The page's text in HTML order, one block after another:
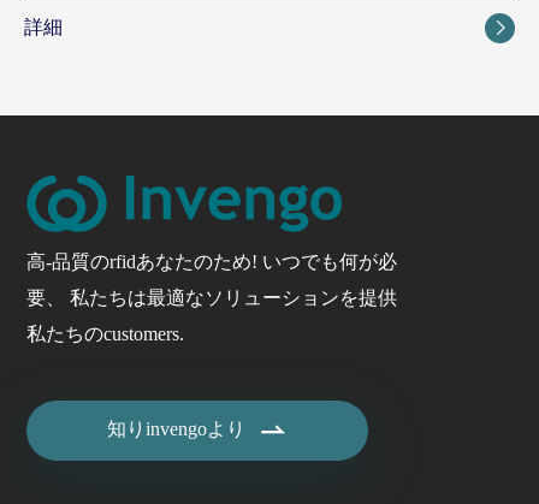
詳細 
高-品質のrfidあなたのため! いつでも何が必
要、 私たちは最適なソリューションを提供
私たちのcustomers.
知りinvengoより 